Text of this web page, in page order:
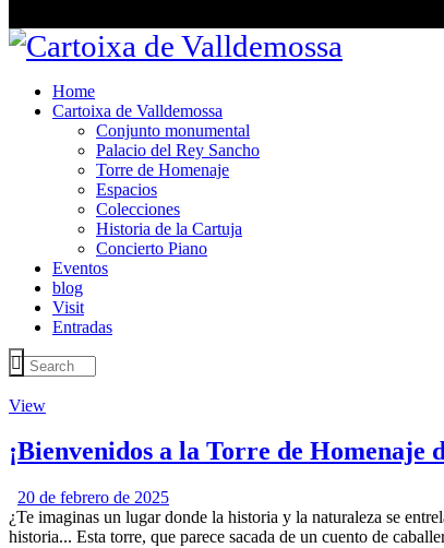
Home
Cartoixa de Valldemossa
Conjunto monumental
Palacio del Rey Sancho
Torre de Homenaje
Espacios
Colecciones
Historia de la Cartuja
Concierto Piano
Eventos
blog
Visit
Entradas
View
¡Bienvenidos a la Torre de Homenaje
20 de febrero de 2025
¿Te imaginas un lugar donde la historia y la naturaleza se
historia... Esta torre, que parece sacada de un cuento de